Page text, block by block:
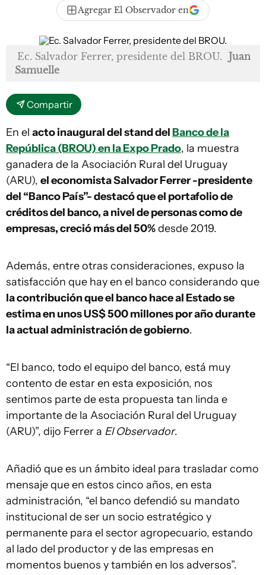
Agregar El Observador en
Ec. Salvador Ferrer, presidente del BROU. Juan
Samuelle
Compartir
En el acto inaugural del stand delBanco de la
República (BROU) en la Expo Prado, la muestra
ganadera de la Asociación Rural del Uruguay
(ARU), el economista Salvador Ferrer -presidente
del “Banco País”- destacó que el portafolio de
créditos del banco, a nivel de personas como de
empresas, creció más del 50%desde 2019.
Además, entre otras consideraciones, expuso la
satisfacción que hay en el banco considerando que
la contribución que el banco hace al Estado se
estima en unos US$ 500 millones por año durante
la actual administración de gobierno.
“El banco, todo el equipo del banco, está muy
contento de estar en esta exposición, nos
sentimos parte de esta propuesta tan linda e
importante de la Asociación Rural del Uruguay
(ARU)”, dijo Ferrer a El Observador.
Añadió que es un ámbito ideal para trasladar como
mensaje que en estos cinco años, en esta
administración, “el banco defendió su mandato
institucional de ser un socio estratégico y
permanente para el sector agropecuario, estando
al lado del productor y de las empresas en
momentos buenos y también en los adversos”.